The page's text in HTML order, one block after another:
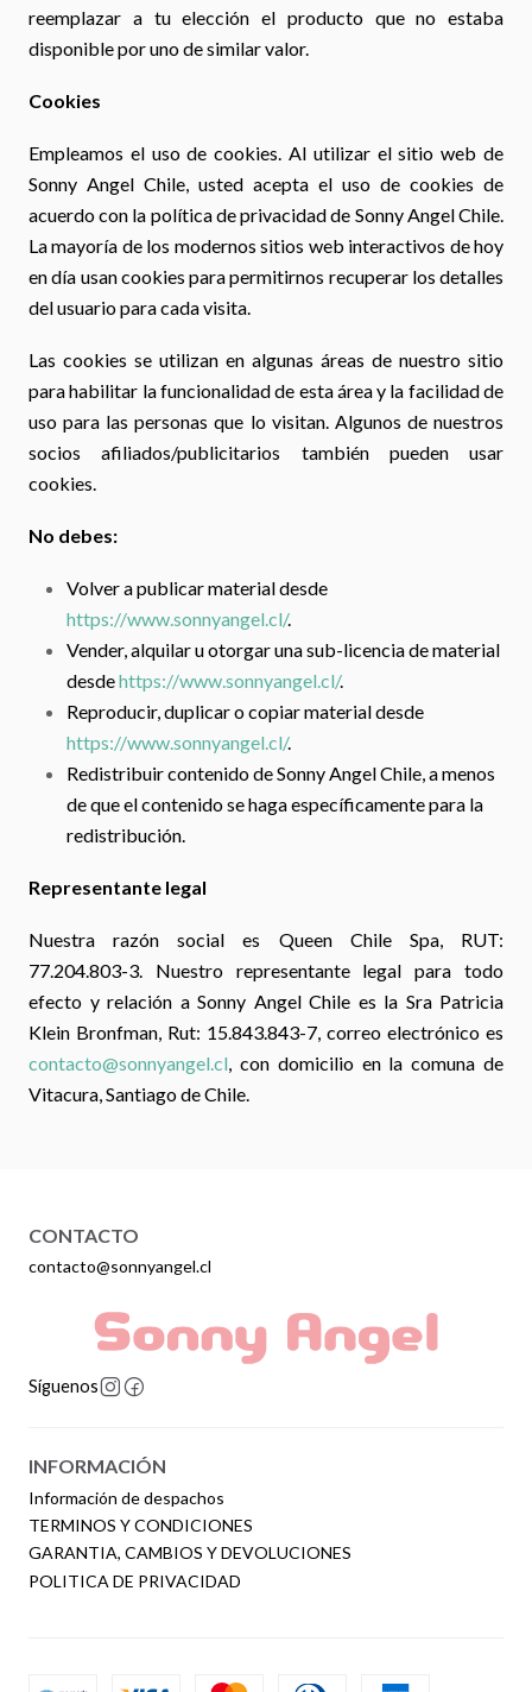
reemplazar a tu elección el producto que no estaba
disponible por uno de similar valor.
Cookies
Empleamos el uso de cookies. Al utilizar el sitio web de
Sonny Angel Chile, usted acepta el uso de cookies de
acuerdo con la política de privacidad de Sonny Angel Chile.
La mayoría de los modernos sitios web interactivos de hoy
en día usan cookies para permitirnos recuperar los detalles
del usuario para cada visita.
Las cookies se utilizan en algunas áreas de nuestro sitio
para habilitar la funcionalidad de esta área y la facilidad de
uso para las personas que lo visitan. Algunos de nuestros
socios afiliados/publicitarios también pueden usar
cookies.
No debes:
Volver a publicar material desde
https://www.sonnyangel.cl/.
Vender, alquilar u otorgar una sub-licencia de material
desdehttps://www.sonnyangel.cl/.
Reproducir, duplicar o copiar material desde
https://www.sonnyangel.cl/.
Redistribuir contenido de Sonny Angel Chile, a menos
de que el contenido se haga específicamente para la
redistribución.
Representante legal
Nuestra razón social es Queen Chile Spa, RUT:
77.204.803-3. Nuestro representante legal para todo
efecto y relación a Sonny Angel Chile es la Sra Patricia
Klein Bronfman, Rut: 15.843.843-7, correo electrónico es
contacto@sonnyangel.cl, con domicilio en la comuna de
Vitacura, Santiago de Chile.
CONTACTO
contacto@sonnyangel.cl
Síguenos
INFORMACIÓN
Información de despachos
TERMINOS Y CONDICIONES
GARANTIA, CAMBIOS Y DEVOLUCIONES
POLITICA DE PRIVACIDAD